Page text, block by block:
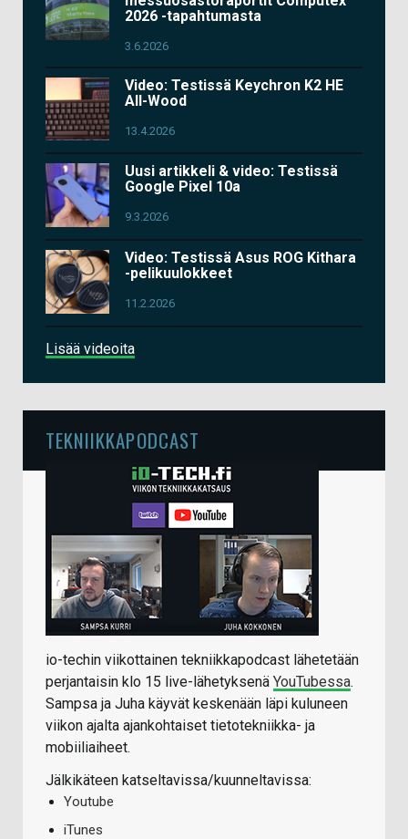
2026 -tapahtumasta
3.6.2026
Video: Testissä Keychron K2 HE
All-Wood
13.4.2026
Uusi artikkeli & video: Testissä
Google Pixel 10a
9.3.2026
Video: Testissä Asus ROG Kithara
-pelikuulokkeet
11.2.2026
Lisää videoita
TEKNIIKKAPODCAST
io-techin viikottainen tekniikkapodcast lähetetään
perjantaisin klo 15 live-lähetyksenä YouTubessa.
Sampsa ja Juha käyvät keskenään läpi kuluneen
viikon ajalta ajankohtaiset tietotekniikka- ja
mobiiliaiheet.
Jälkikäteen katseltavissa/kuunneltavissa:
Youtube
iTunes